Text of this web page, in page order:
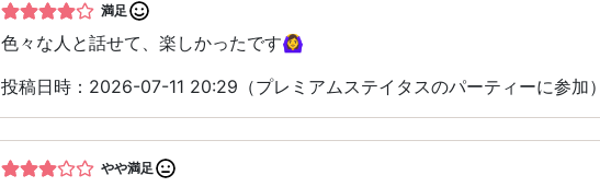
満足
色々な人と話せて、楽しかったです🙆‍♀️
投稿日時：2026-07-11 20:29（プレミアムステイタスのパーティーに参加）
やや満足